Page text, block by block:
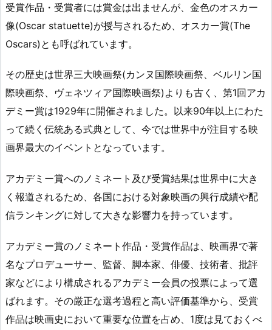
受賞作品・受賞者には賞金は出ませんが、金色のオスカー
像(Oscar statuette)が授与されるため、オスカー賞(The
Oscars)とも呼ばれています。
その歴史は世界三大映画祭(カンヌ国際映画祭、ベルリン国
際映画祭、ヴェネツィア国際映画祭)よりも古く、第1回アカ
デミー賞は1929年に開催されました。以来90年以上にわた
って続く伝統ある式典として、今では世界中が注目する映
画界最大のイベントとなっています。
アカデミー賞へのノミネート及び受賞結果は世界中に大き
く報道されるため、各国における対象映画の興行成績や配
信ランキングに対して大きな影響力を持っています。
アカデミー賞のノミネート作品・受賞作品は、映画界で著
名なプロデューサー、監督、脚本家、俳優、技術者、批評
家などにより構成されるアカデミー会員の投票によって選
ばれます。その厳正な選考過程と高い評価基準から、受賞
作品は映画史において重要な位置を占め、1度は見ておくべ